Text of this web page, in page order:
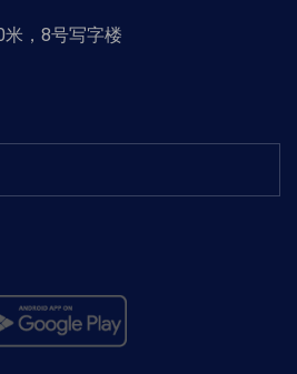
，8号写字楼